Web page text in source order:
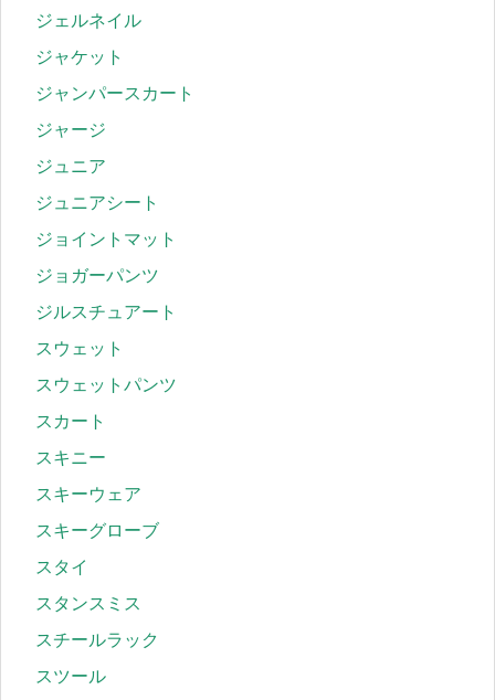
ジェルネイル
ジャケット
ジャンパースカート
ジャージ
ジュニア
ジュニアシート
ジョイントマット
ジョガーパンツ
ジルスチュアート
スウェット
スウェットパンツ
スカート
スキニー
スキーウェア
スキーグローブ
スタイ
スタンスミス
スチールラック
スツール